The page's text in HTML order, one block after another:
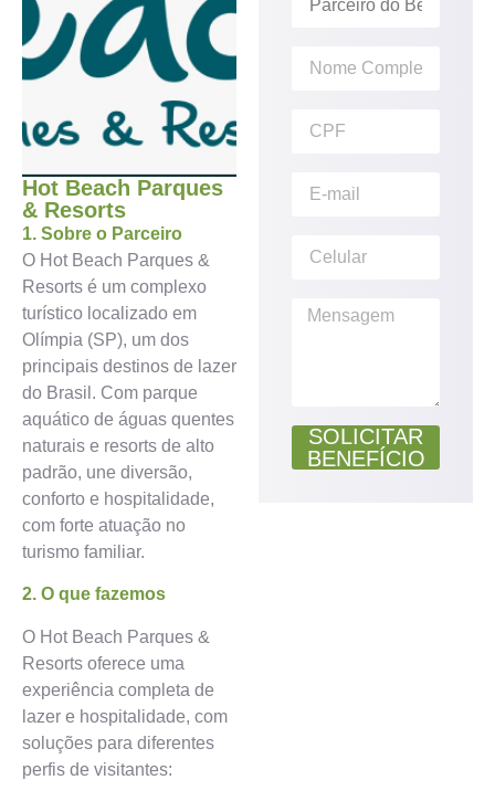
Hot Beach Parques
& Resorts
1. Sobre o Parceiro
O Hot Beach Parques &
Resorts é um complexo
turístico localizado em
Olímpia (SP), um dos
principais destinos de lazer
do Brasil. Com parque
aquático de águas quentes
naturais e resorts de alto
padrão, une diversão,
conforto e hospitalidade,
com forte atuação no
turismo familiar.
2. O que fazemos
O Hot Beach Parques &
Resorts oferece uma
experiência completa de
lazer e hospitalidade, com
soluções para diferentes
perfis de visitantes:
SOLICITAR
BENEFÍCIO